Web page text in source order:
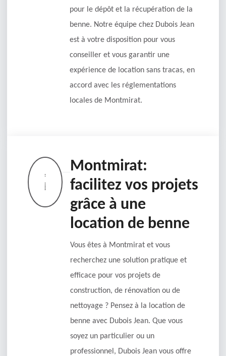
pour le dépôt et la récupération de la
benne. Notre équipe chez Dubois Jean
est à votre disposition pour vous
conseiller et vous garantir une
expérience de location sans tracas, en
accord avec les réglementations
locales de Montmirat.
Montmirat:
facilitez vos projets
grâce à une
location de benne
Vous êtes à Montmirat et vous
recherchez une solution pratique et
efficace pour vos projets de
construction, de rénovation ou de
nettoyage ? Pensez à la location de
benne avec Dubois Jean. Que vous
soyez un particulier ou un
professionnel, Dubois Jean vous offre